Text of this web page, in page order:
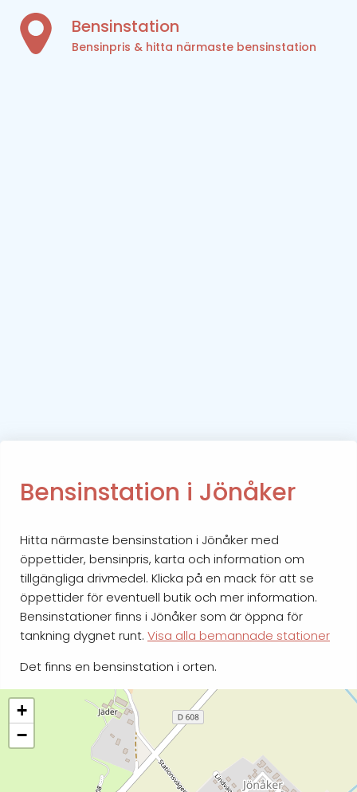
Bensinstation
Bensinpris & hitta närmaste bensinstation
Bensinstation i Jönåker
Hitta närmaste bensinstation i Jönåker med
öppettider, bensinpris, karta och information om
tillgängliga drivmedel. Klicka på en mack för att se
öppettider för eventuell butik och mer information.
Bensinstationer finns i Jönåker som är öppna för
tankning dygnet runt. Visa alla bemannade stationer
Det finns en bensinstation i orten.
+
−